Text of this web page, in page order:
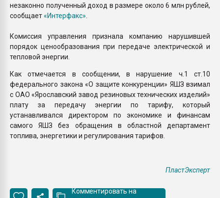
незаконно полученный доход в размере около 6 млн рублей,
сообщает«Интерфакс»
Комиссия управления признала компанию нарушившей
порядок ценообразования при передаче электрической и
тепловой энергии.
Как отмечается в сообщении, в нарушение ч.1 ст.10
федерального закона «О защите конкуренции» ЯШЗ взимал
с ОАО «Ярославский завод резиновых технических изделий»
плату за передачу энергии по тарифу, который
устанавливался директором по экономике и финансам
самого ЯШЗ без обращения в областной департамент
топлива, энергетики и регулирования тарифов.
ПластЭксперт
Комментировать на